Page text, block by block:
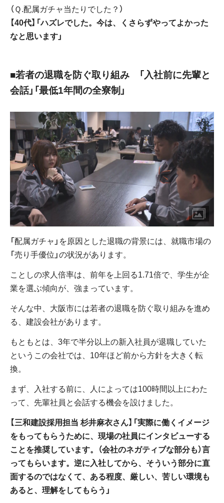
（Ｑ.配属ガチャ当たりでした？）
【40代】「ハズレでした。今は、くさらずやってよかった
なと思います」
■若者の退職を防ぐ取り組み 「入社前に先輩と
会話」「最低1年間の全寮制」
「配属ガチャ」を原因とした退職の背景には、就職市場の
「売り手優位」の状況があります。
ことしの求人倍率は、前年を上回る1.71倍で、学生が企
業を選ぶ傾向が、強まっています。
そんな中、大阪市には若者の退職を防ぐ取り組みを進め
る、建設会社があります。
もともとは、3年で半分以上の新入社員が退職していた
というこの会社では、10年ほど前から方針を大きく転
換。
まず、入社する前に、人によっては100時間以上にわた
って、先輩社員と会話する機会を設けました。
【三和建設採用担当 杉井麻衣さん】「実際に働くイメージ
をもってもらうために、現場の社員にインタビューする
ことを推奨しています。（会社のネガティブな部分も）言
ってもらいます。逆に入社してから、そういう部分に直
面するのではなくて、ある程度、厳しい、苦しい環境も
あると、理解をしてもらう」